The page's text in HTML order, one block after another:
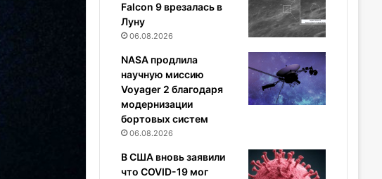
Falcon 9 врезалась в
Луну
06.08.2026
NASA продлила
научную миссию
Voyager 2 благодаря
модернизации
бортовых систем
06.08.2026
В США вновь заявили
что COVID-19 мог